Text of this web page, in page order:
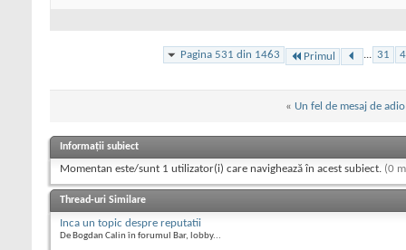
Pagina 531 din 1463 Primul ... 31
« Un fel de mesaj de adio
Informații subiect
Momentan este/sunt 1 utilizator(i) care navighează în acest subiect. (0
Thread-uri Similare
Inca un topic despre reputatii
De Bogdan Calin în forumul Bar, lobby...